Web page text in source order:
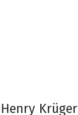
Henry Krüger